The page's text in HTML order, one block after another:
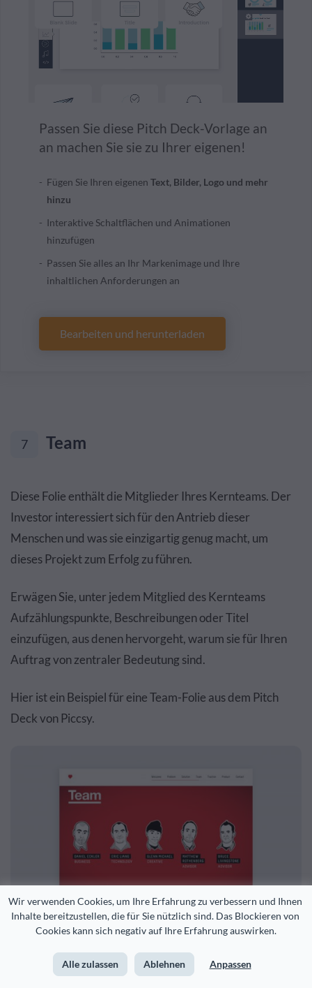
Wir verwenden Cookies, um Ihre Erfahrung zu verbessern und Ihnen
Inhalte bereitzustellen, die für Sie nützlich sind. Das Blockieren von
Cookies kann sich negativ auf Ihre Erfahrung auswirken.
Alle zulassen Ablehnen Anpassen
Passen Sie diese Pitch Deck-Vorlage an
an machen Sie sie zu Ihrer eigenen!
Fügen Sie Ihren eigenen Text, Bilder, Logo und mehr
hinzu
Interaktive Schaltflächen und Animationen
hinzufügen
Passen Sie alles an Ihr Markenimage und Ihre
inhaltlichen Anforderungen an
Bearbeiten und herunterladen
7 Team
Diese Folie enthält die Mitglieder Ihres Kernteams. Der
Investor interessiert sich für den Antrieb dieser
Menschen und was sie einzigartig genug macht, um
dieses Projekt zum Erfolg zu führen.
Erwägen Sie, unter jedem Mitglied des Kernteams
Aufzählungspunkte, Beschreibungen oder Titel
einzufügen, aus denen hervorgeht, warum sie für Ihren
Auftrag von zentraler Bedeutung sind.
Hier ist ein Beispiel für eine Team-Folie aus dem Pitch
Deck von Piccsy.
Image Source
Beschränken Sie die Mitglieder hier auf Ihr Kernteam.